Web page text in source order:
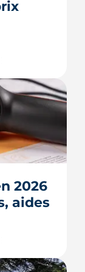
r...
le guide
2026
aides